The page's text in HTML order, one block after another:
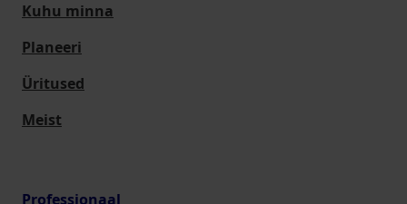
Kuhu minna
Planeeri
Üritused
Meist
Professionaal